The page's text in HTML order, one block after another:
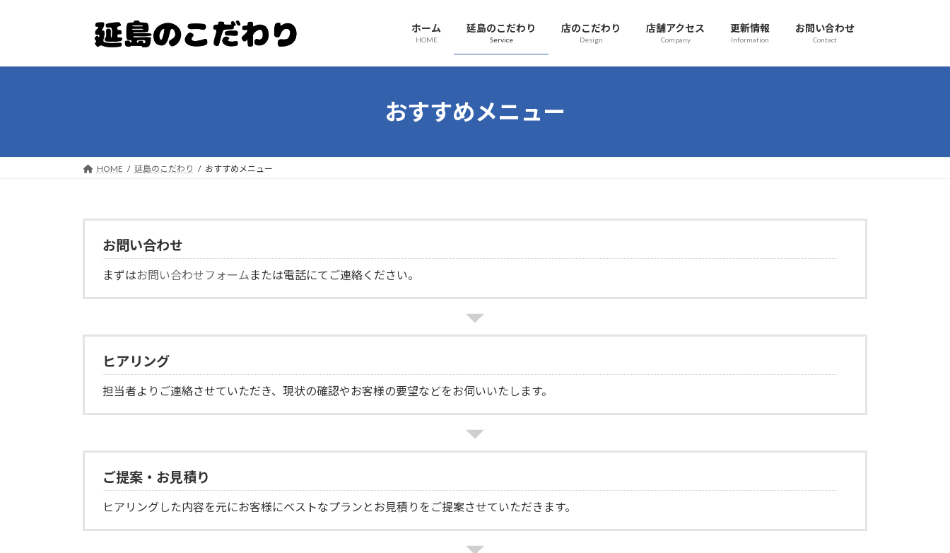
プ
動
ホーム
HOME
延島のこだわり
Service
店のこだわり
Design
店舗アクセス
Company
更新情報
Information
お問い合わせ
Contact
おすすめメニュー
HOME 延島のこだわり おすすめメニュー
お問い合わせ
まずはお問い合わせフォーム または電話にてご連絡ください。
ヒアリング
担当者よりご連絡させていただき、現状の確認やお客様の要望などをお伺いいたします。
ご提案・お見積り
ヒアリングした内容を元にお客様にベストなプランとお見積りをご提案させていただきます。